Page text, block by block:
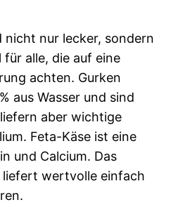
nicht nur lecker, sondern
für alle, die auf eine
achten. Gurken
aus Wasser und sind
aber wichtige
Feta-Käse ist eine
und Calcium. Das
wertvolle einfach